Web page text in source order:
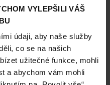
VYLEPŠILI VÁŠ
údaji, aby naše služby
co se na našich
užitečné funkce, mohli
a abychom vám mohli
při hubnutí
tom, že hubnutí můžete
které zařadíte do
kalorií, ale také o
zrychlovat metabolismus,
Bebová